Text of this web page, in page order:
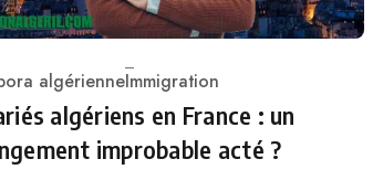
algérienneImmigration
algériens en France : un
improbable acté ?